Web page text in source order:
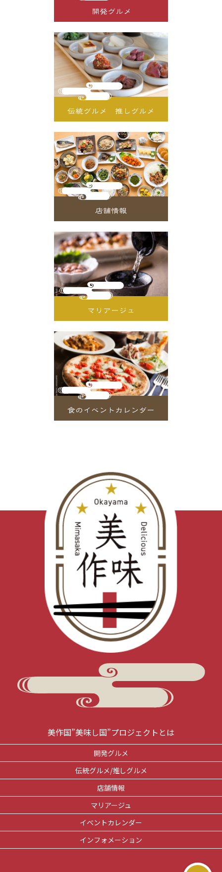
美作国”美味し国”プロジェクトとは
開発グルメ
伝統グルメ/推しグルメ
店舗情報
マリアージュ
イベントカレンダー
インフォメーション